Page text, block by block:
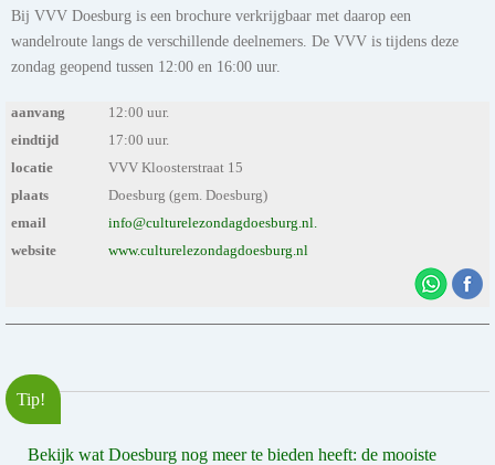
Bij VVV Doesburg is een brochure verkrijgbaar met daarop een
wandelroute langs de verschillende deelnemers. De VVV is tijdens deze
zondag geopend tussen 12:00 en 16:00 uur.
aanvang
12:00 uur.
eindtijd
17:00 uur.
locatie
VVV Kloosterstraat 15
plaats
Doesburg (gem. Doesburg)
email
info@culturelezondagdoesburg.nl.
website
www.culturelezondagdoesburg.nl
Tip!
Bekijk wat Doesburg nog meer te bieden heeft: de mooiste